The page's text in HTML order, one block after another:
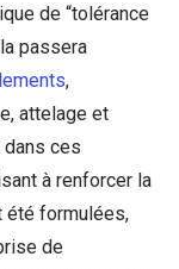
de “tolérance
passera
,
attelage et
ces
à renforcer la
été formulées,
de